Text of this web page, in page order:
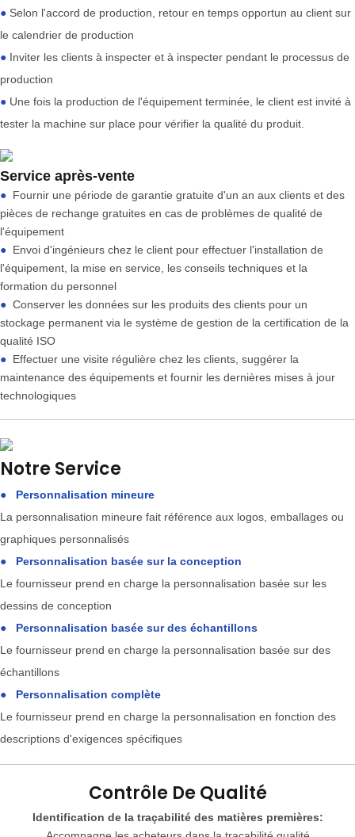
● Selon l'accord de production, retour en temps opportun au client sur
le calendrier de production
● Inviter les clients à inspecter et à inspecter pendant le processus de
production
● Une fois la production de l'équipement terminée, le client est invité à
tester la machine sur place pour vérifier la qualité du produit.
Service après-vente
● Fournir une période de garantie gratuite d'un an aux clients et des
pièces de rechange gratuites en cas de problèmes de qualité de
l'équipement
● Envoi d'ingénieurs chez le client pour effectuer l'installation de
l'équipement, la mise en service, les conseils techniques et la
formation du personnel
● Conserver les données sur les produits des clients pour un
stockage permanent via le système de gestion de la certification de la
qualité ISO
● Effectuer une visite régulière chez les clients, suggérer la
maintenance des équipements et fournir les dernières mises à jour
technologiques
Notre Service
●
Personnalisation mineure
La personnalisation mineure fait référence aux logos, emballages ou
graphiques personnalisés
●
Personnalisation basée sur la conception
Le fournisseur prend en charge la personnalisation basée sur les
dessins de conception
●
Personnalisation basée sur des échantillons
Le fournisseur prend en charge la personnalisation basée sur des
échantillons
●
Personnalisation complète
Le fournisseur prend en charge la personnalisation en fonction des
descriptions d'exigences spécifiques
Contrôle De Qualité
Identification de la traçabilité des matières premières: